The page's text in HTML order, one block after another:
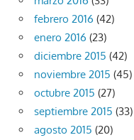
febrero 2016 (42)
enero 2016 (23)
diciembre 2015 (42)
noviembre 2015 (45)
octubre 2015 (27)
septiembre 2015 (33)
agosto 2015 (20)